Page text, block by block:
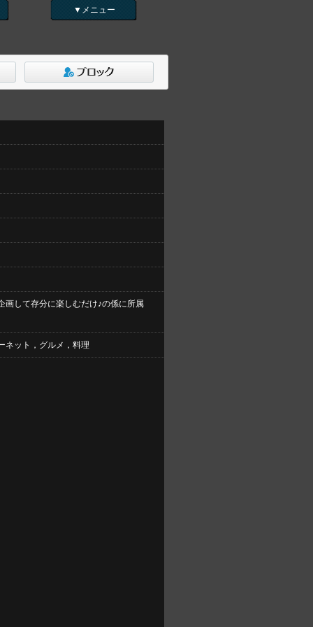
▼メニュー
画して存分に楽しむだけ♪の係に所属
ネット，グルメ，料理